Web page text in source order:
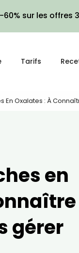
-60% sur les
Tarifs
En Oxalates : À
en
gérer